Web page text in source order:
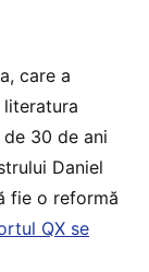
care a
de 30 de ani
Daniel
fie o reformă
QX se